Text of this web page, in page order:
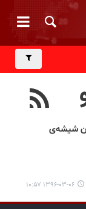
شیشه‌ی
۱۳۹۶-۰۳-۰۶ ۱۰:۵۷